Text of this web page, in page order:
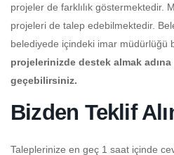
projeler de farklılık göstermektedir.
projeleri de talep edebilmektedir.
belediyede içindeki imar müdürlüğü
projelerinizde destek almak
geçebilirsiniz.
Bizden Teklif
Taleplerinize en geç 1 saat içinde